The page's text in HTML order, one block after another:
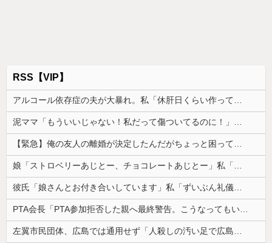
RSS【VIP】
アルコール依存症の夫が大暴れ。私「休肝日くらい作ってよ」夫「必要ない！」→大暴れする夫を見たウトメに真実を話した結果…
泥ママ「もういいじゃない！私だって傷ついてるのに！」→盗みを責められた泥ママがまさかの被害者アピール。その言い分に周囲から笑いが漏れてしまい…
【緊急】俺の友人の離婚が決定したんだがちょっと困ってることがある
娘「ストロベリーあじとー、チョコレートあじとー」私「えっ、それもう一回言って？」→娘の読み方を聞いて思わず混乱してしまい…
彼氏「娘さんとお付き合いしています」私「ずいぶん礼儀正しい子だね…」→完璧すぎる対応に逆に不安になって…
PTA会長「PTA参加拒否した親へ最終警告。こうなってもいい？」
左翼市民団体、広島では通用せず「人殺しの汚い足で広島の土を踏むな！」→広島県民「お前らの方が汚いんじゃ！」「ワシらが広島県民じゃ」